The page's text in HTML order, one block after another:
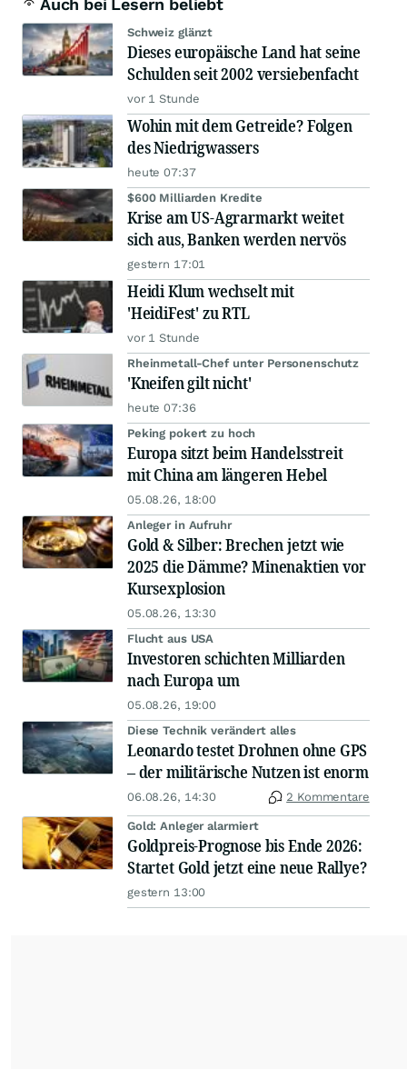
Auch bei Lesern beliebt
Schweiz glänzt
Dieses europäische Land hat seine
Schulden seit 2002 versiebenfacht
vor 1 Stunde
Wohin mit dem Getreide? Folgen
des Niedrigwassers
heute 07:37
$600 Milliarden Kredite
Krise am US-Agrarmarkt weitet
sich aus, Banken werden nervös
gestern 17:01
Heidi Klum wechselt mit
'HeidiFest' zu RTL
vor 1 Stunde
Rheinmetall-Chef unter Personenschutz
'Kneifen gilt nicht'
heute 07:36
Peking pokert zu hoch
Europa sitzt beim Handelsstreit
mit China am längeren Hebel
05.08.26, 18:00
Anleger in Aufruhr
Gold & Silber: Brechen jetzt wie
2025 die Dämme? Minenaktien vor
Kursexplosion
05.08.26, 13:30
Flucht aus USA
Investoren schichten Milliarden
nach Europa um
05.08.26, 19:00
Diese Technik verändert alles
Leonardo testet Drohnen ohne GPS
– der militärische Nutzen ist enorm
06.08.26, 14:30 2 Kommentare
Gold: Anleger alarmiert
Goldpreis-Prognose bis Ende 2026:
Startet Gold jetzt eine neue Rallye?
gestern 13:00